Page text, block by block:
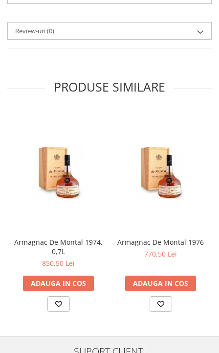
Review-uri(0)
PRODUSE SIMILARE
Armagnac De Montal 1974,
0,7L
850,50 Lei
ADAUGA IN COS
Armagnac De Montal 1976
770,50 Lei
ADAUGA IN COS